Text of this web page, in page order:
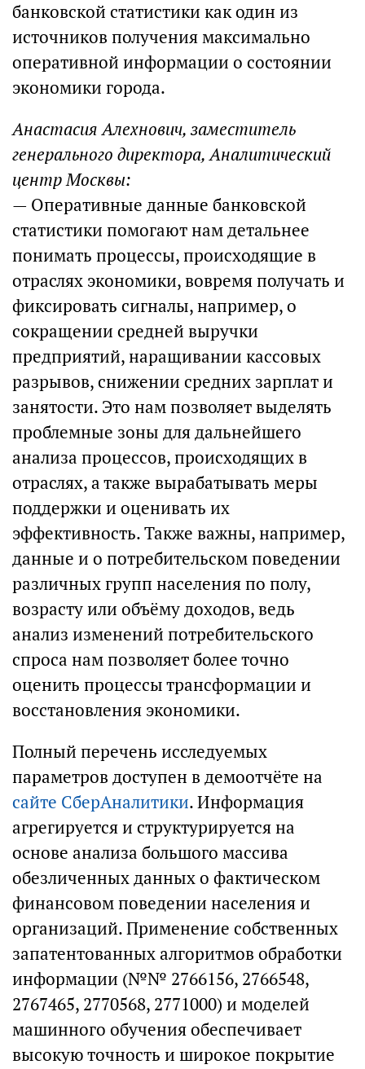
банковской статистики как один из
источников получения максимально
оперативной информации о состоянии
экономики города.
Анастасия Алехнович, заместитель
генерального директора, Аналитический
центр Москвы:
— Оперативные данные банковской
статистики помогают нам детальнее
понимать процессы, происходящие в
отраслях экономики, вовремя получать и
фиксировать сигналы, например, о
сокращении средней выручки
предприятий, наращивании кассовых
разрывов, снижении средних зарплат и
занятости. Это нам позволяет выделять
проблемные зоны для дальнейшего
анализа процессов, происходящих в
отраслях, а также вырабатывать меры
поддержки и оценивать их
эффективность. Также важны, например,
данные и о потребительском поведении
различных групп населения по полу,
возрасту или объёму доходов, ведь
анализ изменений потребительского
спроса нам позволяет более точно
оценить процессы трансформации и
восстановления экономики.
Полный перечень исследуемых
параметров доступен в демоотчёте на
сайте СберАналитики. Информация
агрегируется и структурируется на
основе анализа большого массива
обезличенных данных о фактическом
финансовом поведении населения и
организаций. Применение собственных
запатентованных алгоритмов обработки
информации (№№ 2766156, 2766548,
2767465, 2770568, 2771000) и моделей
машинного обучения обеспечивает
высокую точность и широкое покрытие